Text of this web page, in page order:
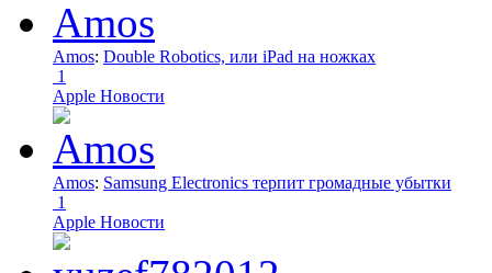
Amos: Double Robotics, или iPad на ножках
1
Apple Новости
Amos: Samsung Electronics терпит громадные убытки
1
Apple Новости